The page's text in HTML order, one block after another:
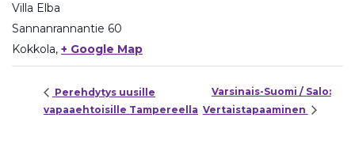
Villa Elba
Sannanrannantie 60
Kokkola, + Google Map
Perehdytys uusille
vapaaehtoisille Tampereella
Varsinais-Suomi / Salo:
Vertaistapaaminen